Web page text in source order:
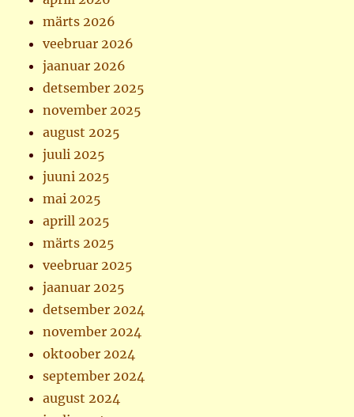
märts 2026
veebruar 2026
jaanuar 2026
detsember 2025
november 2025
august 2025
juuli 2025
juuni 2025
mai 2025
aprill 2025
märts 2025
veebruar 2025
jaanuar 2025
detsember 2024
november 2024
oktoober 2024
september 2024
august 2024